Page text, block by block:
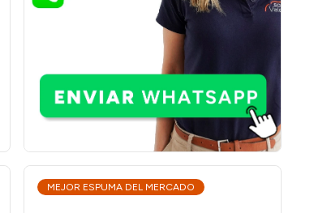
MEJOR ESPUMA DEL MERCADO